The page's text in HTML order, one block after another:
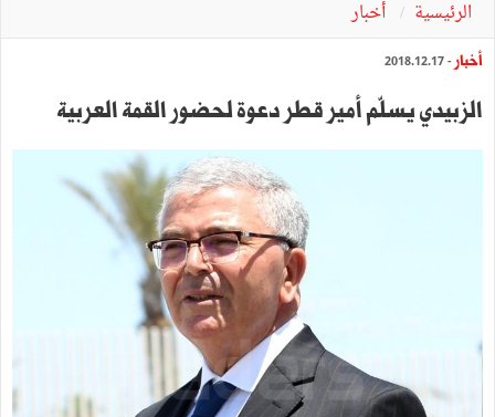
الرئيسية أخبار
أخبار - 2018.12.17
الزبيدي يسلّم أمير قطر دعوة لحضور القمة العربية